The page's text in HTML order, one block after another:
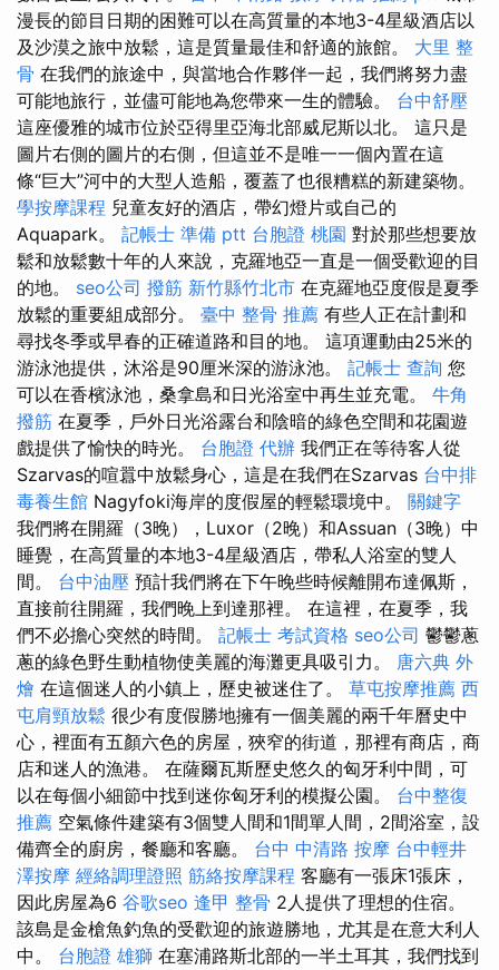
漫長的節目日期的困難可以在高質量的本地3-4星級酒店以
及沙漠之旅中放鬆，這是質量最佳和舒適的旅館。 大里 整
骨 在我們的旅途中，與當地合作夥伴一起，我們將努力盡
可能地旅行，並儘可能地為您帶來一生的體驗。 台中舒壓
這座優雅的城市位於亞得里亞海北部威尼斯以北。 這只是
圖片右側的圖片的右側，但這並不是唯一一個內置在這
條“巨大”河中的大型人造船，覆蓋了也很糟糕的新建築物。
學按摩課程 兒童友好的酒店，帶幻燈片或自己的
Aquapark。 記帳士 準備 ptt 台胞證 桃園 對於那些想要放
鬆和放鬆數十年的人來說，克羅地亞一直是一個受歡迎的目
的地。 seo公司 撥筋 新竹縣竹北市 在克羅地亞度假是夏季
放鬆的重要組成部分。 臺中 整骨 推薦 有些人正在計劃和
尋找冬季或早春的正確道路和目的地。 這項運動由25米的
游泳池提供，沐浴是90厘米深的游泳池。 記帳士 查詢 您
可以在香檳泳池，桑拿島和日光浴室中再生並充電。 牛角
撥筋 在夏季，戶外日光浴露台和陰暗的綠色空間和花園遊
戲提供了愉快的時光。 台胞證 代辦 我們正在等待客人從
Szarvas的喧囂中放鬆身心，這是在我們在Szarvas 台中排
毒養生館 Nagyfoki海岸的度假屋的輕鬆環境中。 關鍵字
我們將在開羅（3晚），Luxor（2晚）和Assuan（3晚）中
睡覺，在高質量的本地3-4星級酒店，帶私人浴室的雙人
間。 台中油壓 預計我們將在下午晚些時候離開布達佩斯，
直接前往開羅，我們晚上到達那裡。 在這裡，在夏季，我
們不必擔心突然的時間。 記帳士 考試資格 seo公司 鬱鬱蔥
蔥的綠色野生動植物使美麗的海灘更具吸引力。 唐六典 外
燴 在這個迷人的小鎮上，歷史被迷住了。 草屯按摩推薦 西
屯肩頸放鬆 很少有度假勝地擁有一個美麗的兩千年曆史中
心，裡面有五顏六色的房屋，狹窄的街道，那裡有商店，商
店和迷人的漁港。 在薩爾瓦斯歷史悠久的匈牙利中間，可
以在每個小細節中找到迷你匈牙利的模擬公園。 台中整復
推薦 空氣條件建築有3個雙人間和1間單人間，2間浴室，設
備齊全的廚房，餐廳和客廳。 台中 中清路 按摩 台中輕井
澤按摩 經絡調理證照 筋絡按摩課程 客廳有一張床1張床，
因此房屋為6 谷歌seo 逢甲 整骨 2人提供了理想的住宿。
該島是金槍魚釣魚的受歡迎的旅遊勝地，尤其是在意大利人
中。 台胞證 雄獅 在塞浦路斯北部的一半土耳其，我們找到